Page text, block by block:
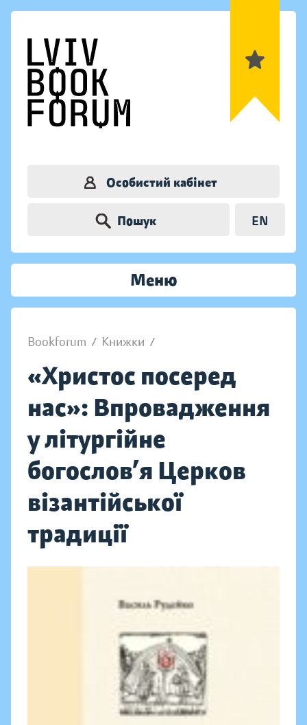
Особистий кабінет
Пошук EN
Меню
Bookforum / Книжки /
«Христос посеред
нас»: Впровадження
у літургійне
богослов’я Церков
візантійської
традиції